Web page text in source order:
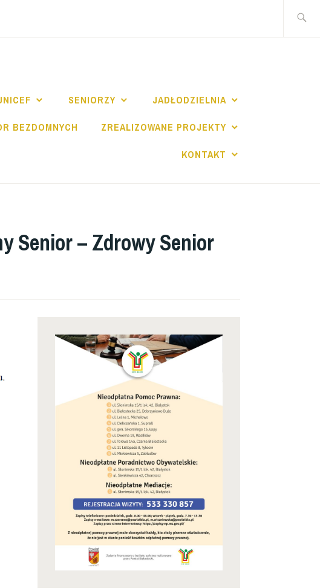
SENIORZY JADŁODZIELNIA
BEZDOMNYCH ZREALIZOWANE PROJEKTY
KONTAKT
Senior – Zdrowy Senior